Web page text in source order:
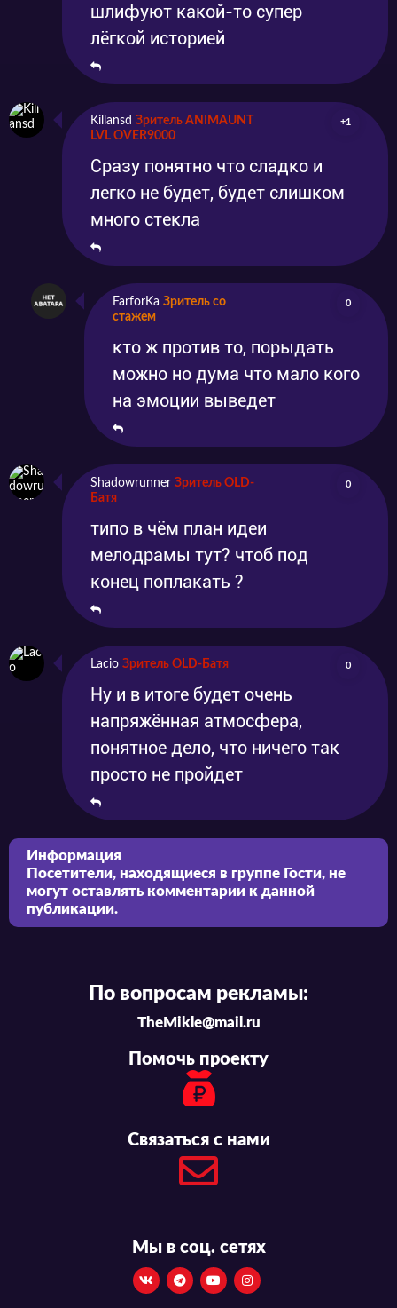
шлифуют какой-то супер
лёгкой историей
Killansd Зритель ANIMAUNT
LVL OVER9000
+1
Сразу понятно что сладко и
легко не будет, будет слишком
много стекла
FarforKa Зритель со
стажем
0
кто ж против то, порыдать
можно но дума что мало кого
на эмоции выведет
Shadowrunner Зритель OLD-
Батя
0
типо в чём план идеи
мелодрамы тут? чтоб под
конец поплакать ?
Lacio Зритель OLD-Батя 0
Ну и в итоге будет очень
напряжённая атмосфера,
понятное дело, что ничего так
просто не пройдет
Информация
Посетители, находящиеся в группе Гости, не
могут оставлять комментарии к данной
публикации.
По вопросам рекламы:
TheMikle@mail.ru
Помочь проекту
Связаться с нами
Мы в соц. сетях